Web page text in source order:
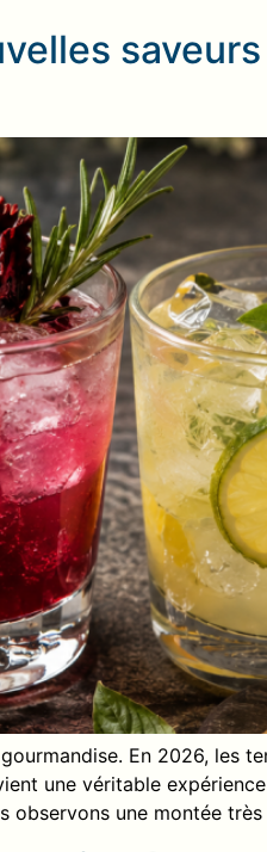
En 2026, les
une véritable
observons une montée